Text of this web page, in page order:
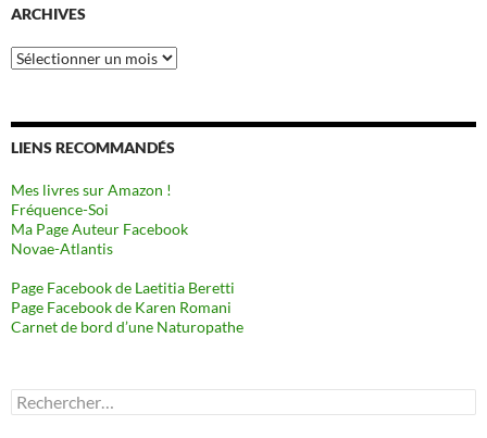
ARCHIVES
Archives
LIENS RECOMMANDÉS
Mes livres sur Amazon !
Fréquence-Soi
Ma Page Auteur Facebook
Novae-Atlantis
Page Facebook de Laetitia Beretti
Page Facebook de Karen Romani
Carnet de bord d’une Naturopathe
Rechercher :